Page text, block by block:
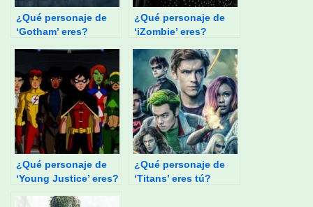
¿Qué personaje de
‘Gotham’ eres?
¿Qué personaje de
‘iZombie’ eres?
¿Qué personaje de
‘Young Justice’ eres?
¿Qué personaje de
‘Titans’ eres tú?